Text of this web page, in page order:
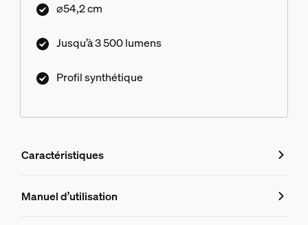
⌀54,2 cm
Jusqu’à 3 500 lumens
Profil synthétique
Caractéristiques
Caractéristiques
Manuel d’utilisation